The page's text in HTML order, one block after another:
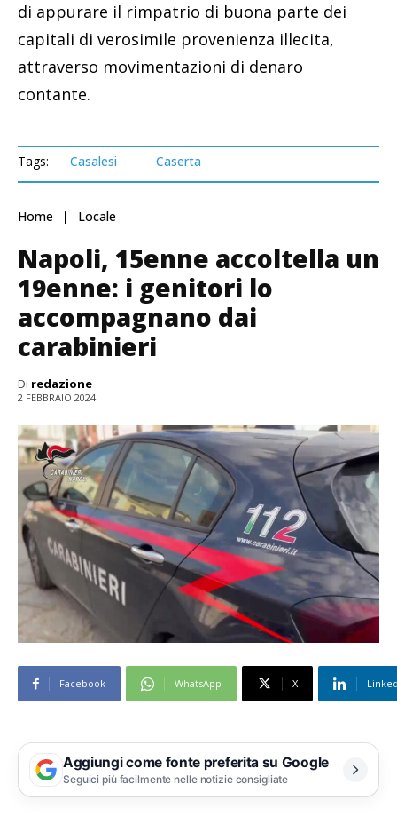
di appurare il rimpatrio di buona parte dei
capitali di verosimile provenienza illecita,
attraverso movimentazioni di denaro
contante.
Tags: Casalesi Caserta
Home Locale
Napoli, 15enne accoltella un
19enne: i genitori lo
accompagnano dai
carabinieri
Di redazione
2 FEBBRAIO 2024
Facebook WhatsApp X
Aggiungi come fonte preferita su Google
Seguici più facilmente nelle notizie consigliate